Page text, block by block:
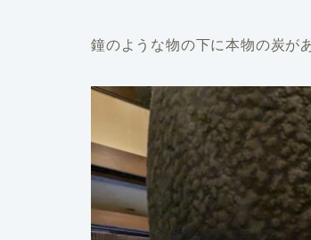
鐘のような物の下に本物の炭が